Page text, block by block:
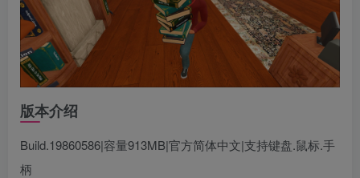
版本介绍
Build.19860586|容量913MB|官方简体中文|支持键盘.鼠标.手
柄